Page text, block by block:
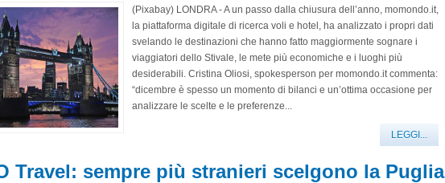
(Pixabay) LONDRA - A un passo dalla chiusura dell’anno, momondo.it,
la piattaforma digitale di ricerca voli e hotel, ha analizzato i propri dati
svelando le destinazioni che hanno fatto maggiormente sognare i
viaggiatori dello Stivale, le mete più economiche e i luoghi più
desiderabili. Cristina Oliosi, spokesperson per momondo.it commenta:
“dicembre è spesso un momento di bilanci e un’ottima occasione per
analizzare le scelte e le preferenze...
LEGGI...
Travel: sempre più stranieri scelgono la Puglia